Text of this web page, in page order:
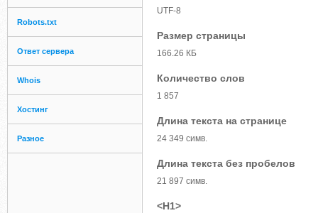
Robots.txt
Ответ сервера
Whois
Хостинг
Разное
UTF-8
Размер страницы
166.26 КБ
Количество слов
1 857
Длина текста на странице
24 349 симв.
Длина текста без пробелов
21 897 симв.
<H1>